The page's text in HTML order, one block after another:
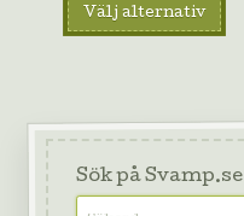
Välj alternativ
Sök på Svamp.se